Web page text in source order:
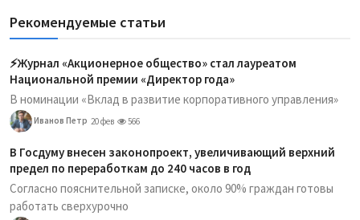
Рекомендуемые статьи
⚡️Журнал «Акционерное общество» стал лауреатом
Национальной премии «Директор года»
В номинации «Вклад в развитие корпоративного управления»
Иванов Петр 20 фев 566
В Госдуму внесен законопроект, увеличивающий верхний
предел по переработкам до 240 часов в год
Согласно пояснительной записке, около 90% граждан готовы
работать сверхурочно